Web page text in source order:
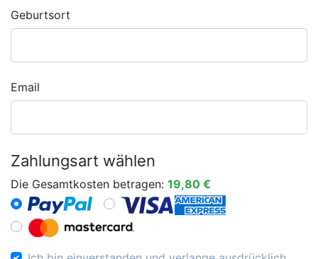
Geburtsort
Email
Zahlungsart wählen
Die Gesamtkosten betragen: 19,80 €